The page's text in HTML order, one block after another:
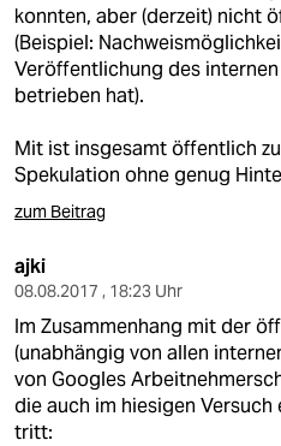
konnten, aber (derzeit) nicht
(Beispiel:
Veröffentlichung des
betrieben hat).
Mit ist insgesamt öffentlich
Spekulation ohne genug
zum Beitrag
ajki
08.08.2017 , 18:23 Uhr
Im Zusammenhang mit der
(unabhängig von allen
von Googles
die auch im hiesigen
tritt: